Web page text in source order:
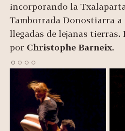
incorporando la
Tamborrada Donostiarra a
llegadas de lejanas tierras.
por Christophe Barneix.